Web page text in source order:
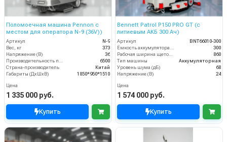
Поломоечная машина Pennon с
местом для оператора N-9 (36V))
Артикул
N-9
Вес, кг
373
Напряжение (В)
36
6500
Страна-производитель
Китай
Габариты (ДхШхВ)
1850*950*1510
Цена
1 335 000 руб.
Купить
Bennett Patrol P150 PRO GT (с
литиевым АКБ 300 Ач)
Артикул
BNT66010-300
300
860
Тип машины
Аккумуляторная
Уровень шума (дБ)
68
Напряжение (В)
24
Цена
1 574 000 руб.
Купить